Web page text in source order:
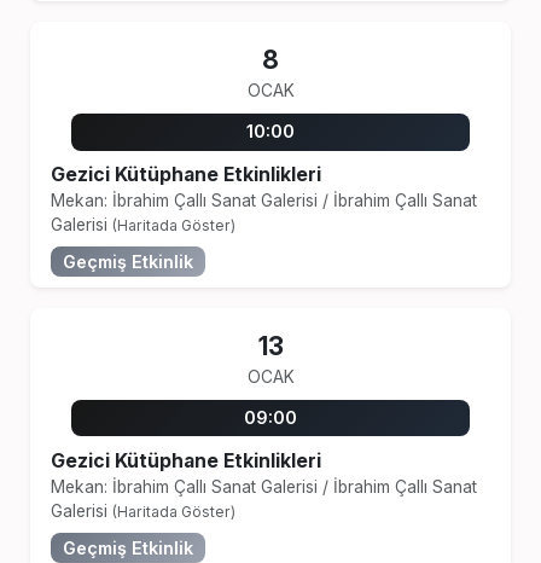
8
OCAK
10:00
Gezici Kütüphane Etkinlikleri
Mekan: İbrahim Çallı Sanat Galerisi / İbrahim Çallı Sanat
Galerisi (Haritada Göster)
Geçmiş Etkinlik
13
OCAK
09:00
Gezici Kütüphane Etkinlikleri
Mekan: İbrahim Çallı Sanat Galerisi / İbrahim Çallı Sanat
Galerisi (Haritada Göster)
Geçmiş Etkinlik